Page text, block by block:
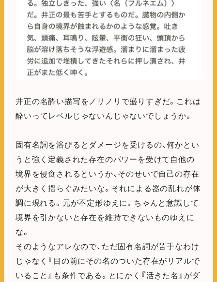
井正の名酔い描写をノリノリで盛りすぎだ。これは
酔いってレベルじゃないんじゃないでしょうか。
固有名詞を浴びるとダメージを受けるの、何かとい
うと強く定義された存在のパワーを受けて自他の
境界を侵食されるというか、そのせいで自己の存在
が大きく揺らぐみたいな。それによる器の乱れが体
調に現れる。元が不定形ゆえに。ちゃんと意識して
境界を引かないと存在を維持できないものゆえに
な。
そのようなアレなので、ただ固有名詞が苦手なわけ
じゃなく『目の前にその名のついた存在がリアルで
いること』も条件である。とにかく『活きた名』がダ